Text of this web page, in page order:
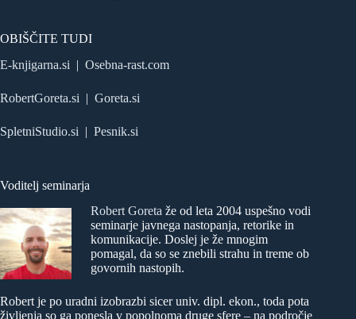
OBIŠČITE TUDI
E-knjigarna.si | Osebna-rast.com
RobertGoreta.si | Goreta.si
SpletniStudio.si | Pesnik.si
Voditelj seminarja
Robert Goreta že od leta 2004 uspešno vodi
seminarje javnega nastopanja, retorike in
komunikacije. Doslej je že mnogim
pomagal, da so se znebili strahu in treme ob
govornih nastopih.
Robert je po uradni izobrazbi sicer univ. dipl. ekon., toda pota
življenja so ga ponesla v popolnoma druge sfere – na področje